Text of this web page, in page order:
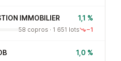
IMMOBILIER 1,1 %
58 copros · 1 651 lots −1
1,0 %